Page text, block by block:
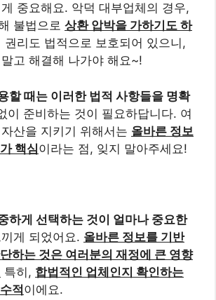
중요해요. 악덕 대부업체의 경우,
불법으로 상환 압박을 가하기도 하
권리도 법적으로 보호되어 있으니,
고 해결해 나가야 해요~!
할 때는 이러한 법적 사항들을 명확
이 준비하는 것이 필요하답니다. 여
산을 지키기 위해서는 올바른 정보
핵심이라는 점, 잊지 말아주세요!
하게 선택하는 것이 얼마나 중요한
게 되었어요. 올바른 정보를 기반
하는 것은 여러분의 재정에 큰 영향
특히, 합법적인 업체인지 확인하는
적이에요.